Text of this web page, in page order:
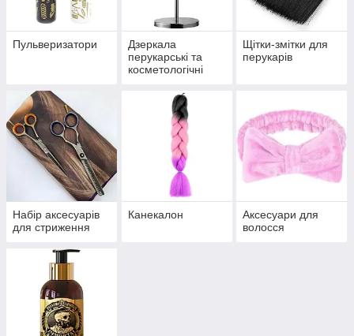
Пульверизатори
Дзеркала
перукарські та
косметологічні
Щітки-змітки для
перукарів
Набір аксесуарів
для стриження
Канекалон
Аксесуари для
волосся